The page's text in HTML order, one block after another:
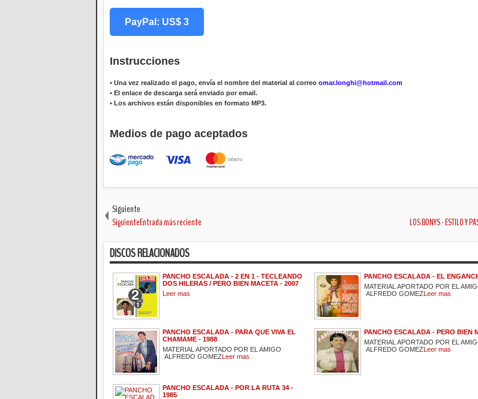
PayPal: US$ 3
Instrucciones
• Una vez realizado el pago, envía el nombre del material al correo omar.longhi@hotmail.com
• El enlace de descarga será enviado por email.
• Los archivos están disponibles en formato MP3.
Medios de pago aceptados
Siguiente
SiguienteEntrada más reciente
LOS BONYS - ESTILO Y
DISCOS RELACIONADOS
PANCHO ESCALADA - 2 EN 1 - TECLEANDO
DOS HILERAS / PERO BIEN MACETA - 2007
Leer mas
PANCHO ESCALADA - EL
MATERIAL APORTADO POR EL
ALFREDO GOMEZLeer mas
PANCHO ESCALADA - PARA QUE VIVA EL
CHAMAME - 1988
MATERIAL APORTADO POR EL AMIGO
ALFREDO GOMEZLeer mas
PANCHO ESCALADA - PERO BIEN
MATERIAL APORTADO POR EL
ALFREDO GOMEZLeer mas
PANCHO ESCALADA - POR LA RUTA 34 -
1985